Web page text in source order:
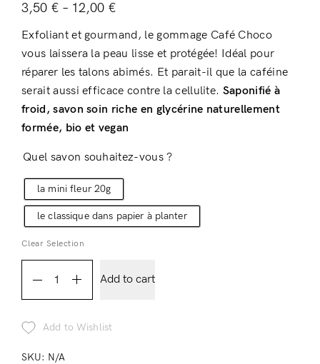
Lost Password?
Remember Me
Don’t have an account?
3,50 € – 12,00 €
Exfoliant et gourmand, le gommage Café Choco
vous laissera la peau lisse et protégée! Idéal pour
réparer les talons abimés. Et parait-il que la caféine
serait aussi efficace contre la cellulite. Saponifié à
froid, savon soin riche en glycérine naturellement
formée, bio et vegan
Quel savon souhaitez-vous ?
la mini fleur 20g
le classique dans papier à planter
Clear Selection
quantity
Add to cart
Add to Wishlist
SKU: N/A